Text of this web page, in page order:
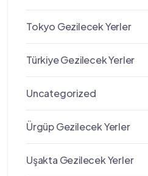
Tokyo Gezilecek Yerler
Türkiye Gezilecek Yerler
Uncategorized
Ürgüp Gezilecek Yerler
Uşakta Gezilecek Yerler